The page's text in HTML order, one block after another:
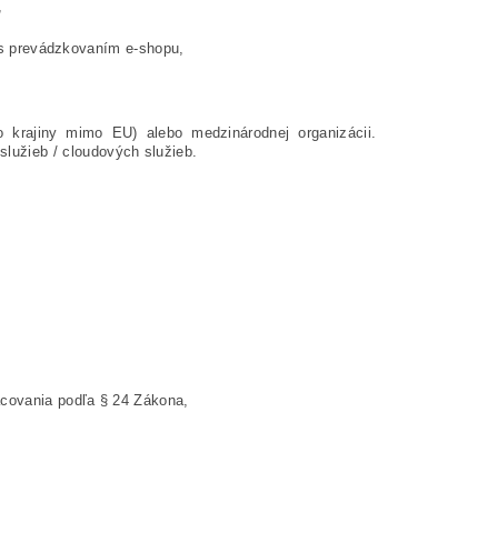
e-shopu,
mimo EU) alebo medzinárodnej organizácii.
/ cloudových služieb.
podľa § 24 Zákona,